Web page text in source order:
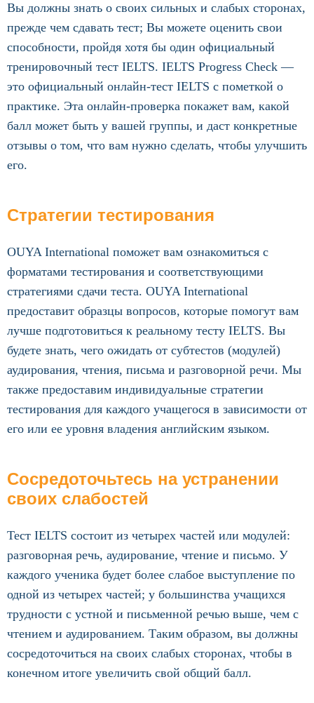
Вы должны знать о своих сильных и слабых сторонах,
прежде чем сдавать тест; Вы можете оценить свои
способности, пройдя хотя бы один официальный
тренировочный тест IELTS. IELTS Progress Check —
это официальный онлайн-тест IELTS с пометкой о
практике. Эта онлайн-проверка покажет вам, какой
балл может быть у вашей группы, и даст конкретные
отзывы о том, что вам нужно сделать, чтобы улучшить
его.
Стратегии тестирования
OUYA International поможет вам ознакомиться с
форматами тестирования и соответствующими
стратегиями сдачи теста. OUYA International
предоставит образцы вопросов, которые помогут вам
лучше подготовиться к реальному тесту IELTS. Вы
будете знать, чего ожидать от субтестов (модулей)
аудирования, чтения, письма и разговорной речи. Мы
также предоставим индивидуальные стратегии
тестирования для каждого учащегося в зависимости от
его или ее уровня владения английским языком.
Сосредоточьтесь на устранении
своих слабостей
Тест IELTS состоит из четырех частей или модулей:
разговорная речь, аудирование, чтение и письмо. У
каждого ученика будет более слабое выступление по
одной из четырех частей; у большинства учащихся
трудности с устной и письменной речью выше, чем с
чтением и аудированием. Таким образом, вы должны
сосредоточиться на своих слабых сторонах, чтобы в
конечном итоге увеличить свой общий балл.